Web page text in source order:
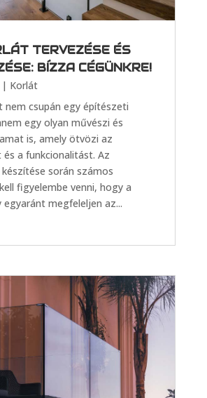
TERVEZÉSE ÉS
BÍZZA CÉGÜNKRE!
| Korlát
nem csupán egy építészeti
egy olyan művészi és
is, amely ötvözi az
a funkcionalitást. Az
során számos
figyelembe venni, hogy a
egyaránt megfeleljen az...